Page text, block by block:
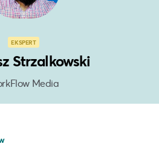
EKSPERT
Strzalkowski
Media